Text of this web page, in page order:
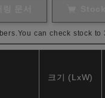
You can check stock to
크기 (LxW)